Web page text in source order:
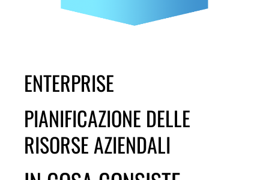
ENTERPRISE
PIANIFICAZIONE DELLE
RISORSE AZIENDALI